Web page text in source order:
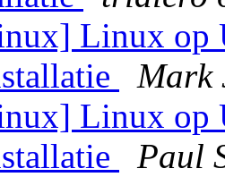
Linux op
Mark
Linux op
Paul